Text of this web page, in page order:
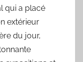
qui a placé
extérieur
du jour,